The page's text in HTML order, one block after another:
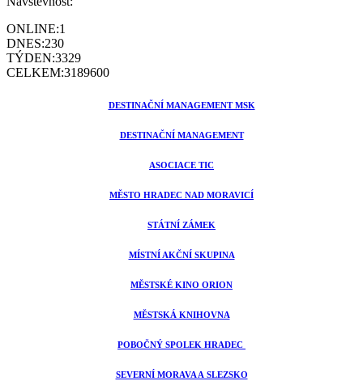
ONLINE:1
DNES:230
TÝDEN:3329
CELKEM:3189600
DESTINAČNÍ MANAGEMENT MSK
DESTINAČNÍ MANAGEMENT
ASOCIACE TIC
MĚSTO HRADEC NAD MORAVICÍ
STÁTNÍ ZÁMEK
MÍSTNÍ AKČNÍ SKUPINA
MĚSTSKÉ KINO ORION
MĚSTSKÁ KNIHOVNA
POBOČNÝ SPOLEK HRADEC
SEVERNÍ MORAVA A SLEZSKO